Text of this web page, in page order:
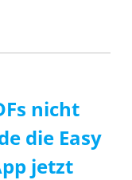
nicht
die Easy
jetzt